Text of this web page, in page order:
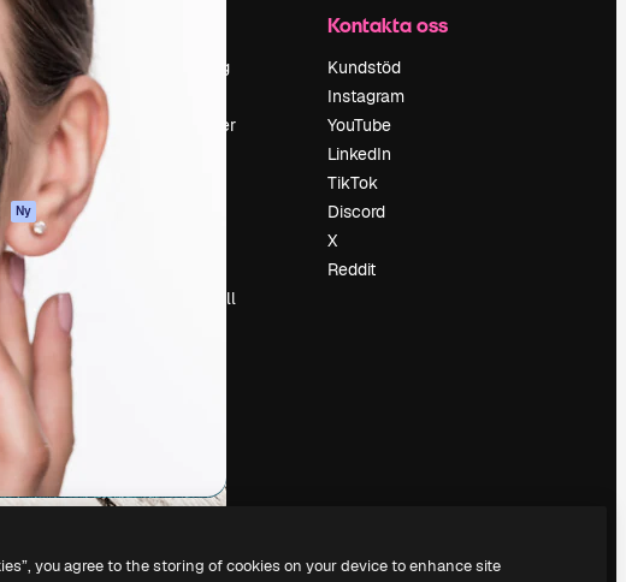
Ny
policy
Prissättning
Recensioner
Sälj innehåll
Kontakta oss
Kundstöd
Instagram
YouTube
LinkedIn
TikTok
Discord
X
Reddit
you agree to the storing of cookies on your device to enhance site